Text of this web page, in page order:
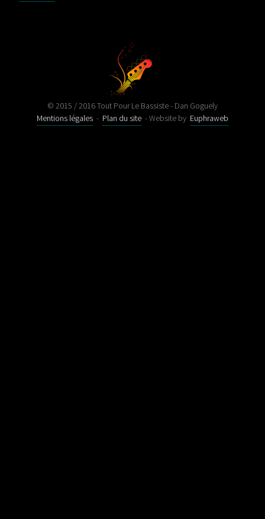
© 2015 / 2016 Tout Pour Le Bassiste - Dan Goguely
Mentions légales - Plan du site - Website by Euphraweb